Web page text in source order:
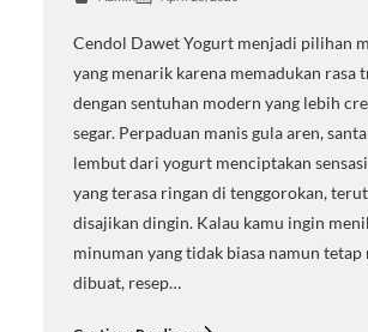
Cendol Dawet Yogurt menjadi pilihan
yang menarik karena memadukan rasa
dengan sentuhan modern yang lebih
segar. Perpaduan manis gula aren,
lembut dari yogurt menciptakan
yang terasa ringan di tenggorokan,
disajikan dingin. Kalau kamu ingin
minuman yang tidak biasa namun tetap
dibuat, resep…